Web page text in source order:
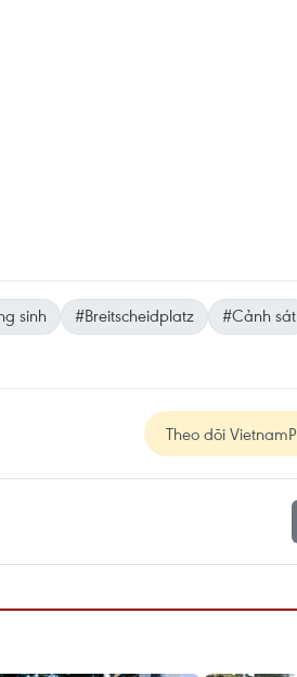
sinh #Breitscheidplatz #Cảnh sát
Theo dõi